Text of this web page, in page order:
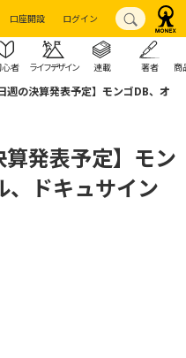
口座開設 ログイン
者 ライフデザイン 連載 著者 商
週の決算発表予定】モンゴDB、オ
算発表予定】モン
、ドキュサイン